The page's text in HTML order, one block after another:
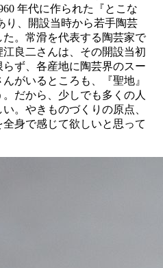
年代に作られた『とこな
り、開設当時から若手陶芸
。常滑を代表する陶芸家で
良二さんは、その開設当初
ず、各産地に陶芸界のスー
がいるところも、『聖地』
だから、少しでも多くの人
。やきものづくりの原点、
身で感じて欲しいと思って